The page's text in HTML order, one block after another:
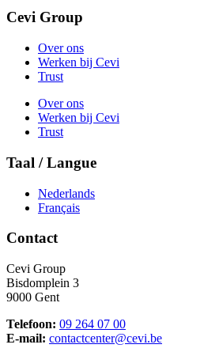
Cevi Group
Over ons
Werken bij Cevi
Trust
Over ons
Werken bij Cevi
Trust
Taal / Langue
Nederlands
Français
Contact
Cevi Group
Bisdomplein 3
9000 Gent
Telefoon: 09 264 07 00
E-mail: contactcenter@cevi.be